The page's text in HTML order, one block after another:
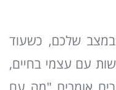
במצב שלכם, כשעוד
עם עצמי בחיים,